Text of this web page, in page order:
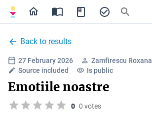
Back to results
27 February 2026
Zamfirescu Roxana
Source included
Is public
Emotiile noastre
0 0 votes